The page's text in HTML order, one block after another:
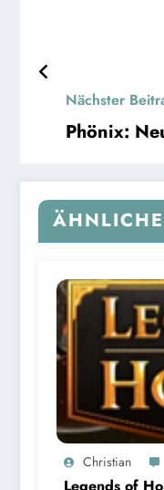
Nächster
Phönix:
Christian
Legends of